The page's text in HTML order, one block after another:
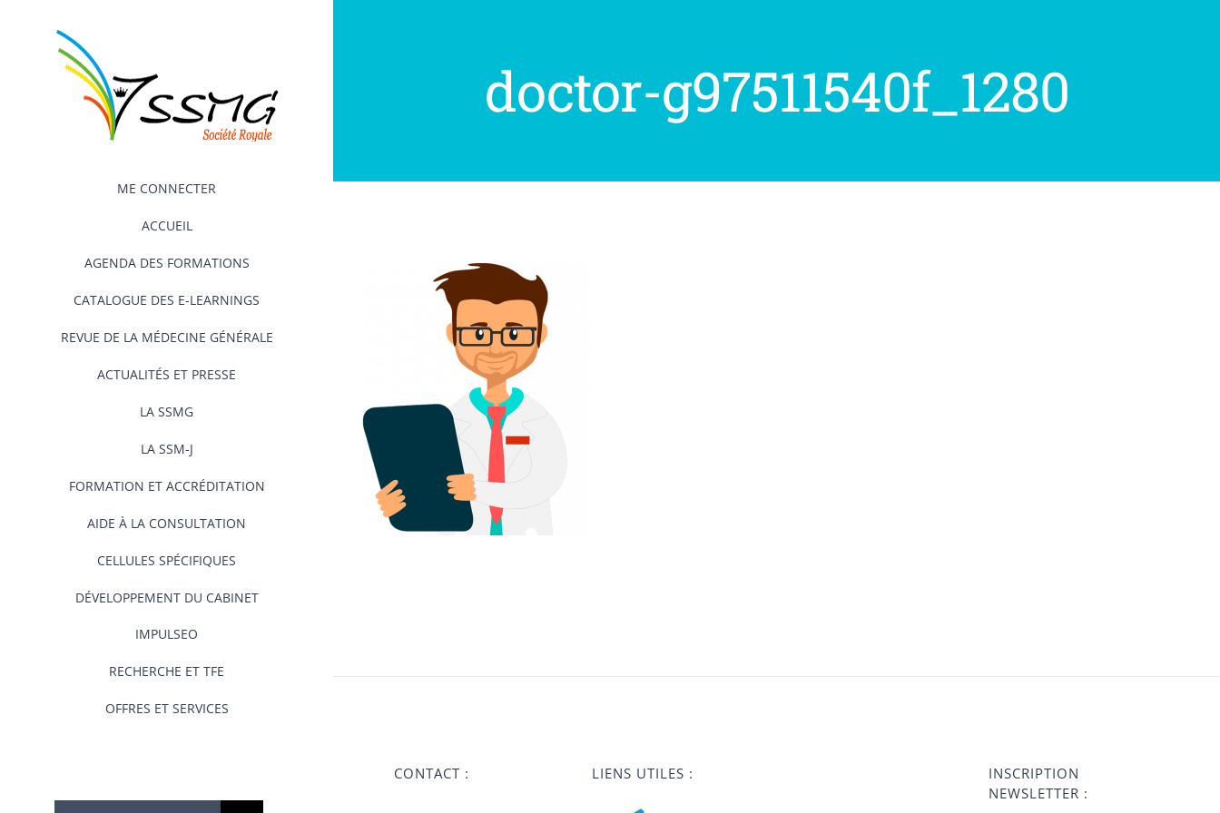
ME CONNECTER
ACCUEIL
AGENDA DES FORMATIONS
CATALOGUE DES E-LEARNINGS
REVUE DE LA MÉDECINE GÉNÉRALE
ACTUALITÉS ET PRESSE
LA SSMG
LA SSM-J
FORMATION ET ACCRÉDITATION
AIDE À LA CONSULTATION
CELLULES SPÉCIFIQUES
DÉVELOPPEMENT DU CABINET
IMPULSEO
RECHERCHE ET TFE
OFFRES ET SERVICES
doctor-g97511540f_1280
CONTACT : LIENS UTILES :
INSCRIPTION
NEWSLETTER :